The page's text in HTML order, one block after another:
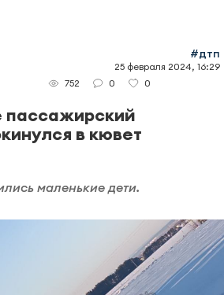
#дтп
25 февраля 2024, 16:29
752
0 0
пассажирский
в кювет
маленькие дети.